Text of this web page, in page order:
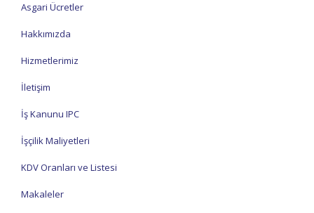
Asgari Ücretler
Hakkımızda
Hizmetlerimiz
İletişim
İş Kanunu IPC
İşçilik Maliyetleri
KDV Oranları ve Listesi
Makaleler